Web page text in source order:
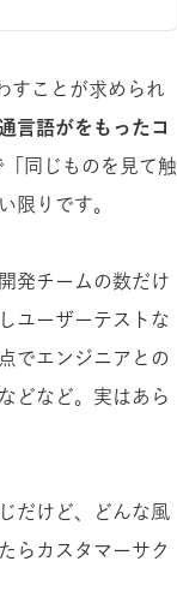
すことが求められ
言語がをもったコ
同じものを見て触
限りです。
発チームの数だけ
ユーザーテストな
でエンジニアとの
どなど。 実はあら
だけど、どんな風
らカスタマーサク